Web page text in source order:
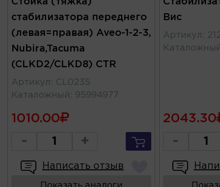
стабилизатора переднего
(левая=правая) Aveo-1-2-3,
Nubira,Tacuma
(CLKD2/CLKD8) CTR
Артикул : CL0235
Каталожный : 95994977
1010.00
- +
Написать отзыв
Вис
Артикул :
2043.30
-